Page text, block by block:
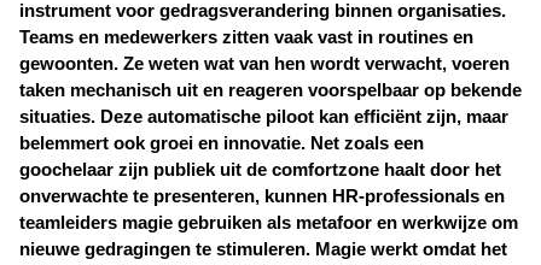
instrument voor gedragsverandering binnen organisaties.
Teams en medewerkers zitten vaak vast in routines en
gewoonten. Ze weten wat van hen wordt verwacht, voeren
taken mechanisch uit en reageren voorspelbaar op bekende
situaties. Deze automatische piloot kan efficiënt zijn, maar
belemmert ook groei en innovatie. Net zoals een
goochelaar zijn publiek uit de comfortzone haalt door het
onverwachte te presenteren, kunnen HR-professionals en
teamleiders magie gebruiken als metafoor en werkwijze om
nieuwe gedragingen te stimuleren. Magie werkt omdat het
te
over
van
op
gebruikt